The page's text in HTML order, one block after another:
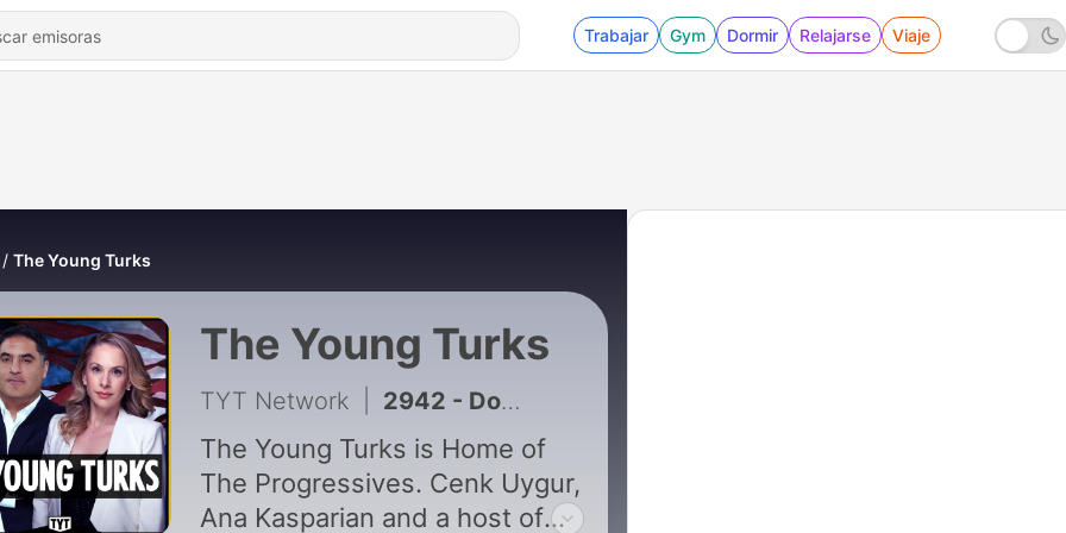
Trabajar Gym Dormir Relajarse Viaje
The Young Turks
The Young Turks
TYT Network 2942 - Down Goes Stevens - August 5, 2026
The Young Turks is Home of
The Progressives. Cenk Uygur,
Ana Kasparian and a host of